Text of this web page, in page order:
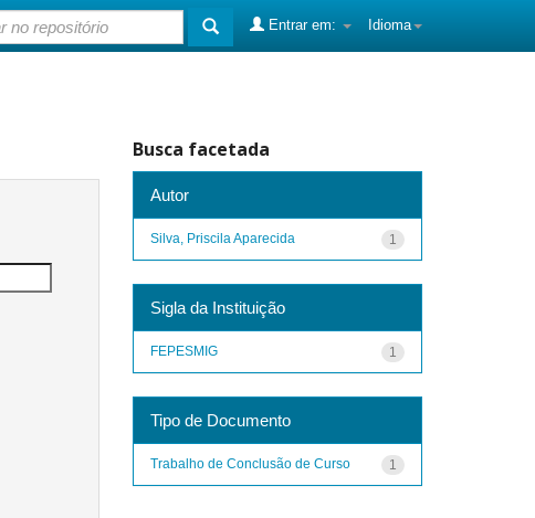
Idioma
Entrar em:
Busca facetada
Autor
1
Silva, Priscila Aparecida
Sigla da Instituição
1
FEPESMIG
Tipo de Documento
1
Trabalho de Conclusão de Curso